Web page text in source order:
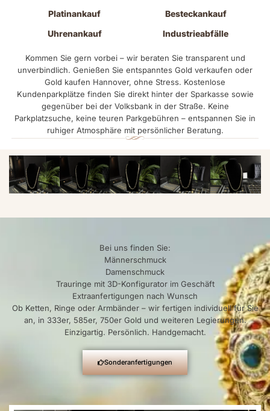
Platinankauf
Besteckankauf
Uhrenankauf
Industrieabfälle
Kommen Sie gern vorbei – wir beraten Sie transparent und
unverbindlich. Genießen Sie entspanntes Gold verkaufen oder
Gold kaufen Hannover, ohne Stress. Kostenlose
Kundenparkplätze finden Sie direkt hinter der Sparkasse sowie
gegenüber bei der Volksbank in der Straße. Keine
Parkplatzsuche, keine teuren Parkgebühren – entspannen Sie in
ruhiger Atmosphäre mit persönlicher Beratung.
Bei uns finden Sie:
Männerschmuck
Damenschmuck
Trauringe mit 3D-Konfigurator im Geschäft
Extraanfertigungen nach Wunsch
Ob Ketten, Ringe oder Armbänder – wir fertigen individuell für Sie
an, in 333er, 585er, 750er Gold und weiteren Legierungen.
Einzigartig. Persönlich. Handgemacht.
Sonderanfertigungen